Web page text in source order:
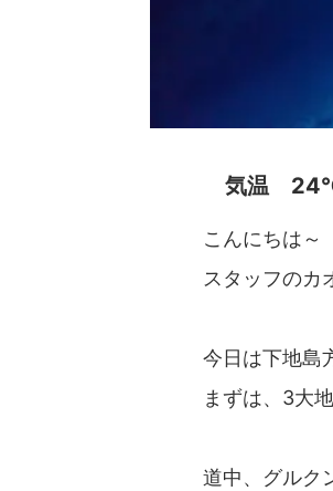
気温
こんにちは～
スタッフのカ
今日は下地島
まずは、3大
道中、グルク